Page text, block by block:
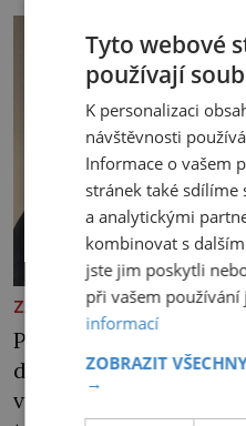
ZAJÍMAVOSTI PREMIUM
Ponižují ho a mlátí.
drogy, nenechají ho
vyhrožují i jeho
Tyto webové
používají
K personalizaci
návštěvnosti
Informace o vašem
stránek také
a analytickými
kombinovat s
jste jim poskytli
při vašem
informací
ZOBRAZIT
→